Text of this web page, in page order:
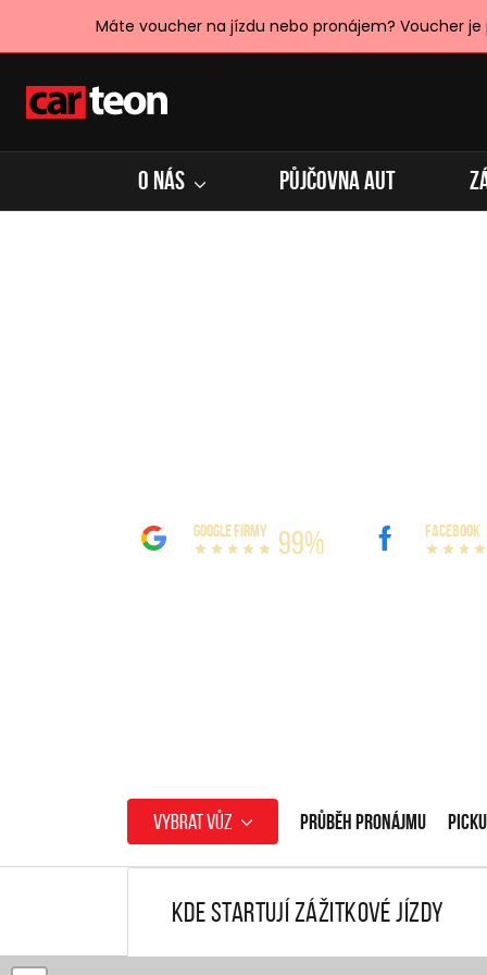
Máte voucher na jízdu nebo pronájem? Voucher
O NÁS PŮJČOVNA AUT
GOOGLE FIRMY 99% FACEBOOK
Vybrat vůz Průběh pronájmu
Kde startují zážitkové jízdy